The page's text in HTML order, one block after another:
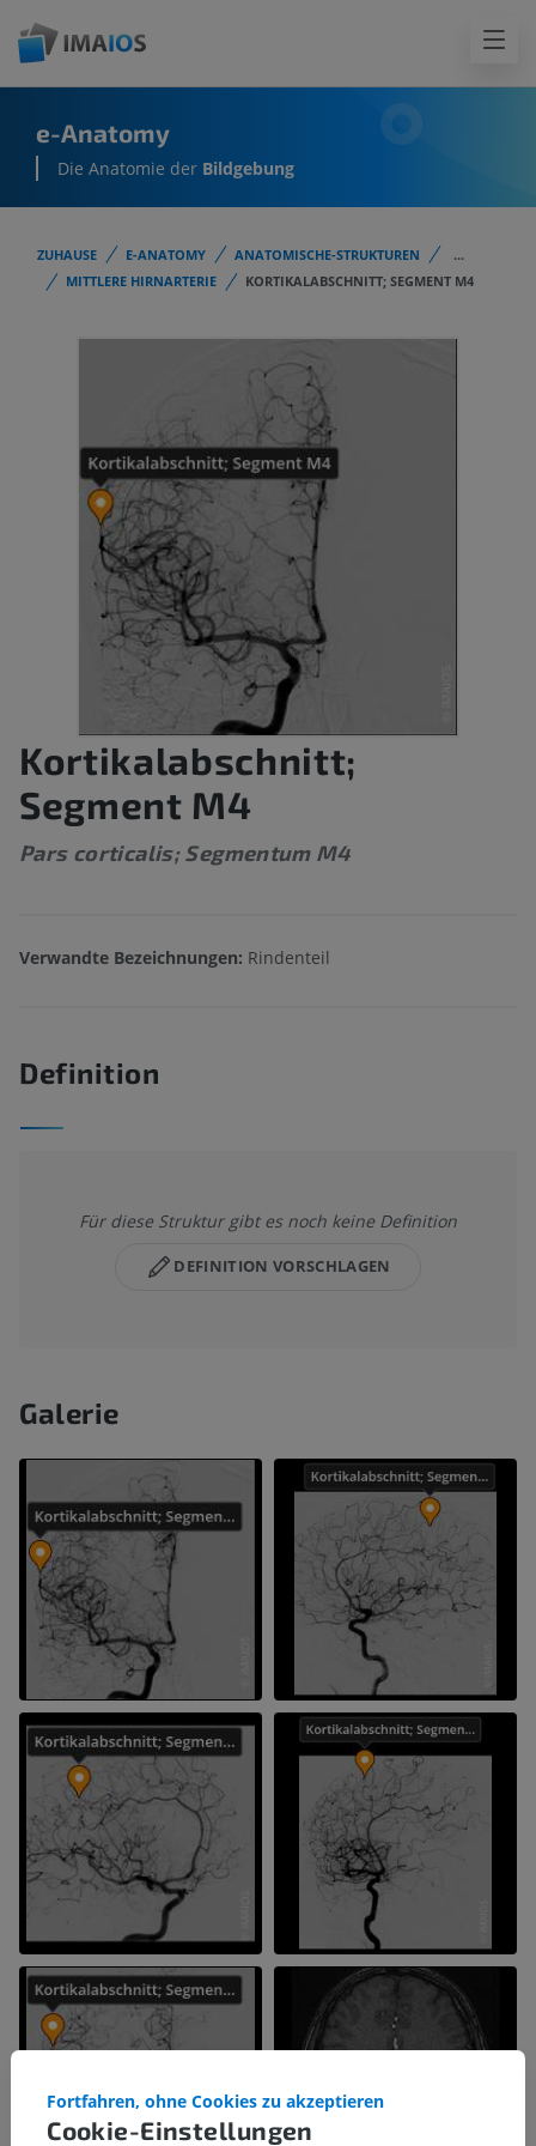
e-Anatomy
Die Anatomie der Bildgebung
ZUHAUSE E-ANATOMY ANATOMISCHE-STRUKTUREN
...
MITTLERE HIRNARTERIE
KORTIKALABSCHNITT; SEGMENT M4
Kortikalabschnitt;
Segment M4
Pars corticalis; Segmentum M4
Verwandte Bezeichnungen: Rindenteil
Definition
Für diese Struktur gibt es noch keine Definition
DEFINITION VORSCHLAGEN
Galerie
Cookie-Einstellungen
Fortfahren, ohne Cookies zu akzeptieren